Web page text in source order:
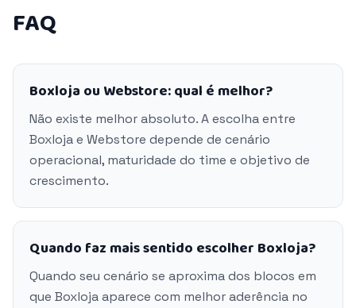
FAQ
Boxloja ou Webstore: qual é melhor?
Não existe melhor absoluto. A escolha entre
Boxloja e Webstore depende de cenário
operacional, maturidade do time e objetivo de
crescimento.
Quando faz mais sentido escolher Boxloja?
Quando seu cenário se aproxima dos blocos em
que Boxloja aparece com melhor aderência no